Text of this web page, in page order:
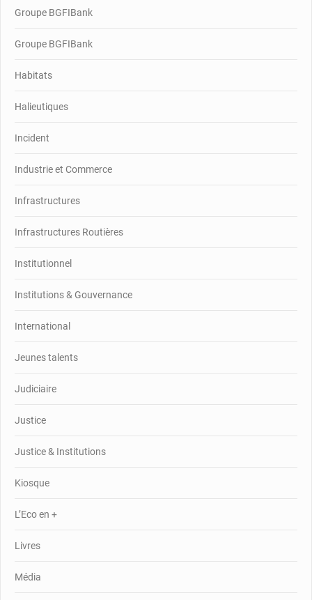
Groupe BGFIBank
Groupe BGFIBank
Habitats
Halieutiques
Incident
Industrie et Commerce
Infrastructures
Infrastructures Routières
Institutionnel
Institutions & Gouvernance
International
Jeunes talents
Judiciaire
Justice
Justice & Institutions
Kiosque
L’Eco en +
Livres
Média